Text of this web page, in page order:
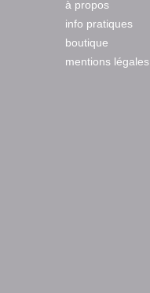
à propos
info pratiques
boutique
mentions légales